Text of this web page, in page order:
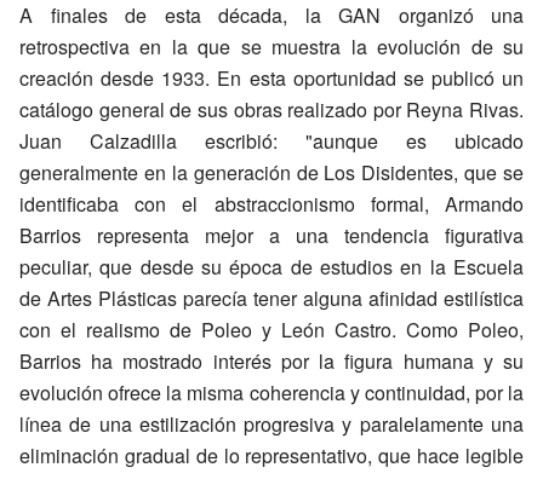
A finales de esta década, la GAN organizó una
retrospectiva en la que se muestra la evolución de su
creación desde 1933. En esta oportunidad se publicó un
catálogo general de sus obras realizado por Reyna Rivas.
Juan Calzadilla escribió: "aunque es ubicado
generalmente en la generación de Los Disidentes, que se
identificaba con el abstraccionismo formal, Armando
Barrios representa mejor a una tendencia figurativa
peculiar, que desde su época de estudios en la Escuela
de Artes Plásticas parecía tener alguna afinidad estilística
con el realismo de Poleo y León Castro. Como Poleo,
Barrios ha mostrado interés por la figura humana y su
evolución ofrece la misma coherencia y continuidad, por la
línea de una estilización progresiva y paralelamente una
eliminación gradual de lo representativo, que hace legible